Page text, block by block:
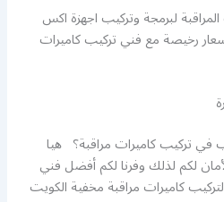
لبرمجة وتركيب اجهزة اكس
رخيصة مع فني تركيب كاميرات
في تركيب كاميرات مراقبة؟ هيا
لكم لذلك وفرنا لكم أفضل فني
كاميرات مراقبة مخفية الكويت